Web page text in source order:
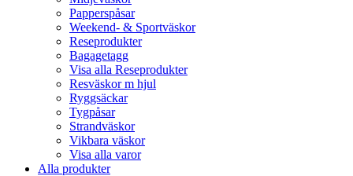
Papperspåsar
Weekend- & Sportväskor
Reseprodukter
Bagagetagg
Visa alla Reseprodukter
Resväskor m hjul
Ryggsäckar
Tygpåsar
Strandväskor
Vikbara väskor
Visa alla varor
Alla produkter